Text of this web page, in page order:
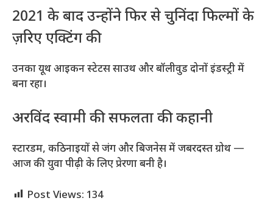
2021 के बाद उन्होंने फिर से चुनिंदा फिल्मों के
ज़रिए एक्टिंग की
उनका यूथ आइकन स्टेटस साउथ और बॉलीवुड दोनों इंडस्ट्री में
बना रहा।
अरविंद स्वामी की सफलता की कहानी
स्टारडम, कठिनाइयों से जंग और बिजनेस में जबरदस्त ग्रोथ —
आज की युवा पीढ़ी के लिए प्रेरणा बनी है।
Post Views: 134